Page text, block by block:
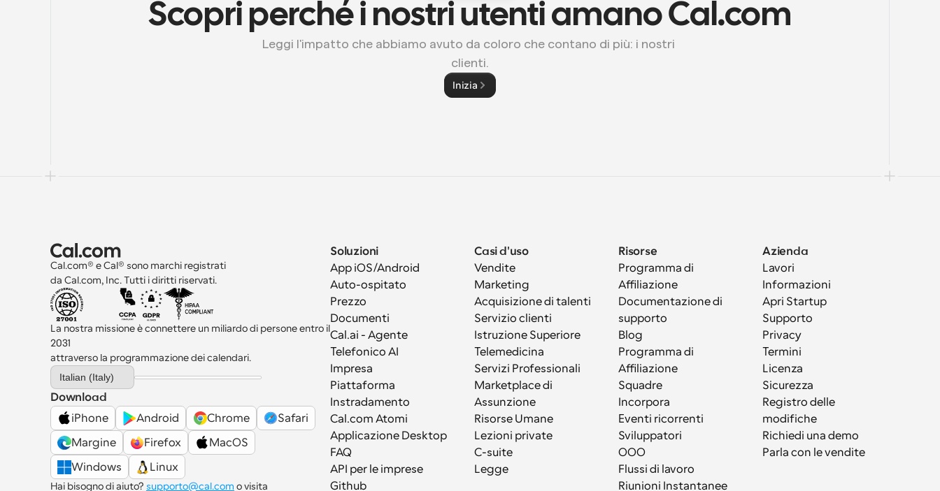
Scopri perché i nostri utenti amano Cal.com
Leggi l'impatto che abbiamo avuto da coloro che contano di più: i nostri
clienti.
Inizia
Cal.com® e Cal® sono marchi registrati
da Cal.com, Inc. Tutti i diritti riservati.
La nostra missione è connettere un miliardo di persone entro il
2031
attraverso la programmazione dei calendari.
Select Language
Italian (Italy)
Download
iPhone
Android Chrome
Safari
Margine
Firefox
MacOS
Windows
Linux
Hai bisogno di aiuto? supporto@cal.com
Soluzioni
App iOS/Android
Auto-ospitato
Prezzo
Documenti
Cal.ai - Agente
Telefonico AI
Impresa
Piattaforma
Instradamento
Cal.com Atomi
Applicazione Desktop
FAQ
API per le imprese
Github
Casi d'uso
Vendite
Marketing
Acquisizione di talenti
Servizio clienti
Istruzione Superiore
Telemedicina
Servizi Professionali
Marketplace di
Assunzione
Risorse Umane
Lezioni private
C-suite
Legge
Risorse
Programma di
Affiliazione
Documentazione di
supporto
Blog
Programma di
Affiliazione
Squadre
Incorpora
Eventi ricorrenti
Sviluppatori
OOO
Flussi di lavoro
Riunioni Instantanee
Azienda
Lavori
Informazioni
Apri Startup
Supporto
Privacy
Termini
Licenza
Sicurezza
Registro delle
modifiche
Richiedi una demo
Parla con le vendite